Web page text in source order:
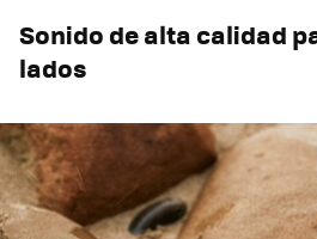
Sonido de alta calidad
lados